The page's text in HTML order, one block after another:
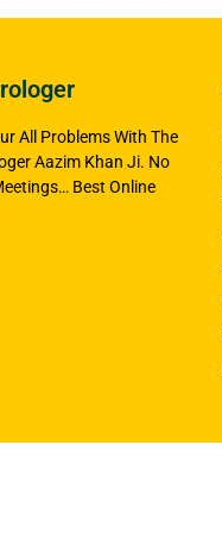
All Problems With The
Aazim Khan Ji. No
Best Online